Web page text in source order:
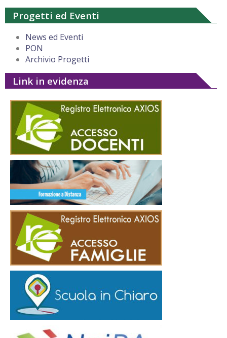
Progetti ed Eventi
News ed Eventi
PON
Archivio Progetti
Link in evidenza